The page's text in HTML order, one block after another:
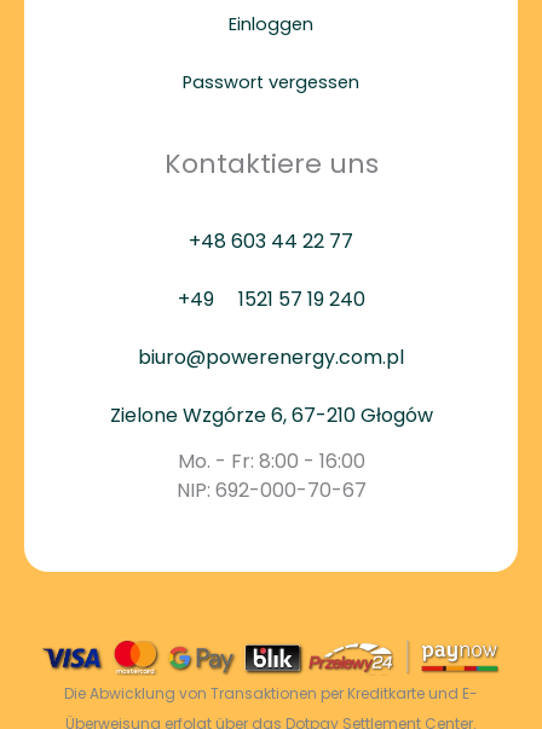
Einloggen
Passwort vergessen
Kontaktiere uns
+48 603 44 22 77
+49 1521 57 19 240
biuro@powerenergy.com.pl
Zielone Wzgórze 6, 67-210 Głogów
Mo. - Fr: 8:00 - 16:00
NIP: 692-000-70-67
Die Abwicklung von Transaktionen per Kreditkarte und E-
Überweisung erfolgt über das Dotpay Settlement Center.